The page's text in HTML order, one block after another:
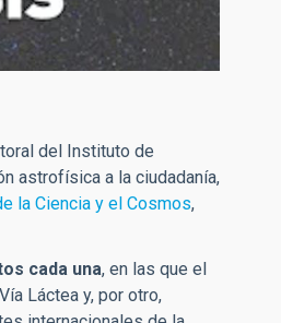
del Instituto de
astrofísica a la ciudadanía,
la Ciencia y el Cosmos,
cada una, en las que el
Láctea y, por otro,